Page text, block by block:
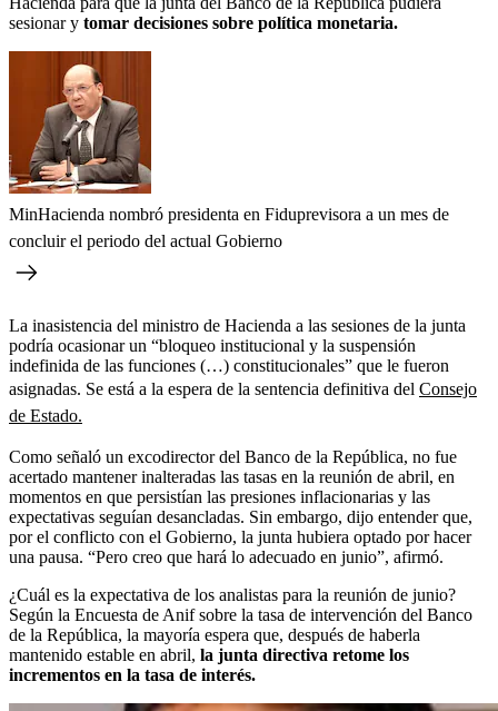
sesionar y tomar decisiones sobre política monetaria.
MinHacienda nombró presidenta en Fiduprevisora a un mes de
concluir el periodo del actual Gobierno
La inasistencia del ministro de Hacienda a las sesiones de la junta
podría ocasionar un “bloqueo institucional y la suspensión
indefinida de las funciones (…) constitucionales” que le fueron
asignadas. Se está a la espera de la sentencia definitiva del Consejo
de Estado.
Como señaló un excodirector del Banco de la República, no fue
acertado mantener inalteradas las tasas en la reunión de abril, en
momentos en que persistían las presiones inflacionarias y las
expectativas seguían desancladas. Sin embargo, dijo entender que,
por el conflicto con el Gobierno, la junta hubiera optado por hacer
una pausa. “Pero creo que hará lo adecuado en junio”, afirmó.
¿Cuál es la expectativa de los analistas para la reunión de junio?
Según la Encuesta de Anif sobre la tasa de intervención del Banco
de la República, la mayoría espera que, después de haberla
mantenido estable en abril, la junta directiva retome los
incrementos en la tasa de interés.